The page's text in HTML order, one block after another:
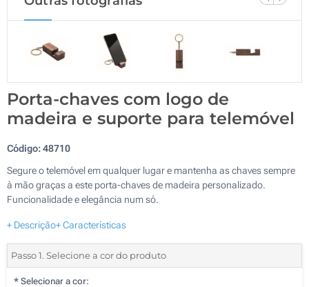
Porta-chaves com logo de
madeira e suporte para telemóvel
Código:48710
Segure o telemóvel em qualquer lugar e mantenha as chaves sempre
à mão graças a este porta-chaves de madeira personalizado.
Funcionalidade e elegância num só.
+ Descrição+ Características
Passo 1. Selecione a cor do produto
* Selecionar a cor: